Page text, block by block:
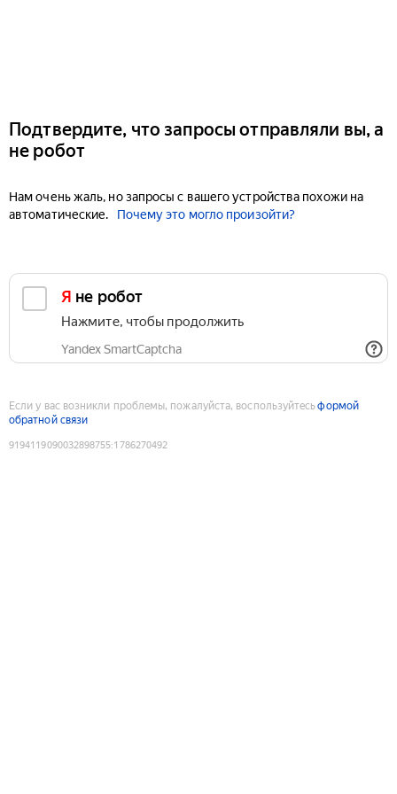
Подтвердите, что запросы отправляли вы, а
не робот
Нам очень жаль, но запросы с вашего устройства похожи на
автоматические.
Почему это могло произойти?
Я не робот
Нажмите, чтобы продолжить
Yandex SmartCaptcha
Если у вас возникли проблемы, пожалуйста, воспользуйтесьформой
обратной связи
9194119090032898755:1786270492